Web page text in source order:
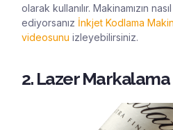
olarak kullanılır. Makinamızın nasıl
ediyorsanız İnkjet Kodlama
videosunu izleyebilirsiniz.
2. Lazer